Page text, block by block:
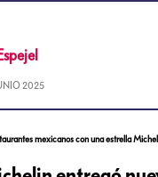
2025
mexicanos con una estrella